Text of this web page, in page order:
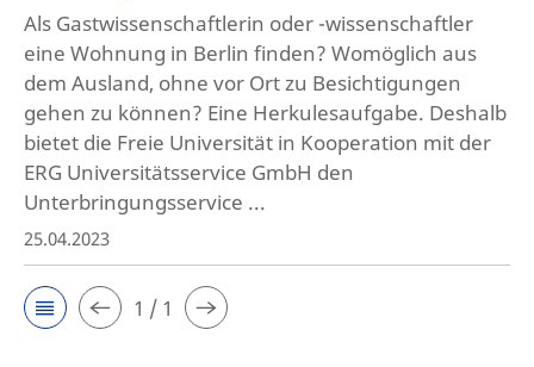
Als Gastwissenschaftlerin oder -wissenschaftler
eine Wohnung in Berlin finden? Womöglich aus
dem Ausland, ohne vor Ort zu Besichtigungen
gehen zu können? Eine Herkulesaufgabe. Deshalb
bietet die Freie Universität in Kooperation mit der
ERG Universitätsservice GmbH den
Unterbringungsservice ...
25.04.2023
1 / 1